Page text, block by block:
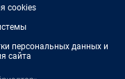
cookies
персональных данных и
сайта